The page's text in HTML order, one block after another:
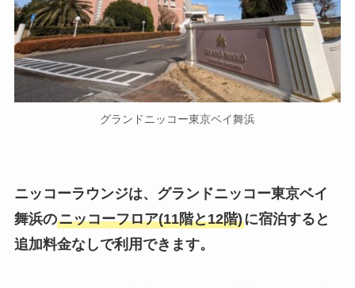
グランドニッコー東京ベイ舞浜
ニッコーラウンジは、グランドニッコー東京ベイ
舞浜のニッコーフロア(11階と12階)に宿泊すると
追加料金なしで利用できます。